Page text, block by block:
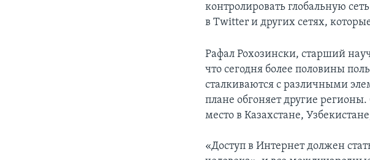
контролировать глобальную
в Twitter и других сетях,
Рафал Рохозински, старший
что сегодня более половины
сталкиваются с различными
плане обгоняет другие
место в Казахстане,
«Доступ в Интернет должен